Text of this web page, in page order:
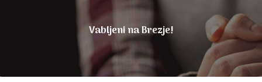
Vabljeni na Brezje!